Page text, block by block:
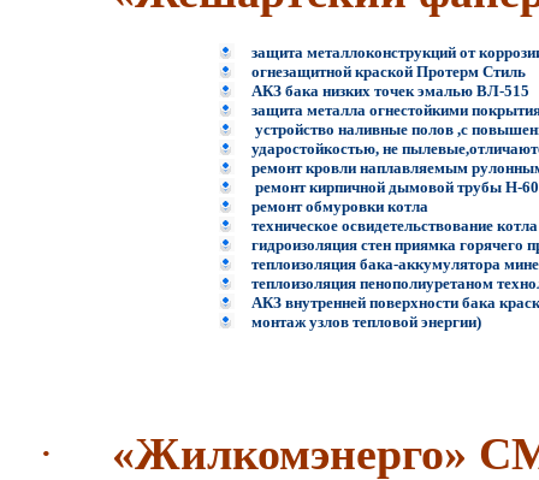
защита металлоконструкций от
огнезащитной краской Протерм Стиль
АКЗ бака низких точек эмалью ВЛ-515
защита металла огнестойкими
устройство наливные полов ,с
ударостойкостью, не
ремонт кровли наплавляемым
ремонт кирпичной дымовой трубы Н-
ремонт обмуровки котла
техническое освидетельствование
гидроизоляция стен приямка горячего
теплоизоляция бака-аккумулятора
теплоизоляция пенополиуретаном
АКЗ внутренней поверхности бака
монтаж узлов тепловой энергии)
· «Жилкомэнерго»